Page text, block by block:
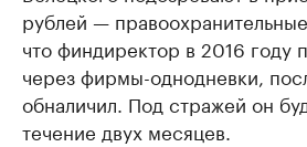
рублей —
что финдиректор в 2016 году
через фирмы-однодневки,
обналичил. Под стражей он
течение двух месяцев.